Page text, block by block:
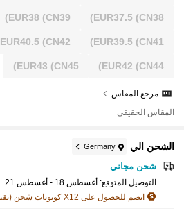
EUR37.5 (CN38)
EUR38 (CN39)
EUR39.5 (CN41)
EUR40.5 (CN42)
EUR42 (CN44)
EUR43 (CN45)
مرجع المقاس
المقاس الحقيقي
الشحن الي Germany
شحن مجاني
التوصيل المتوقع: أغسطس 18 - أغسطس 21
انضم للحصول على X12 كوبونات شحن (بقيمة 32.07€)